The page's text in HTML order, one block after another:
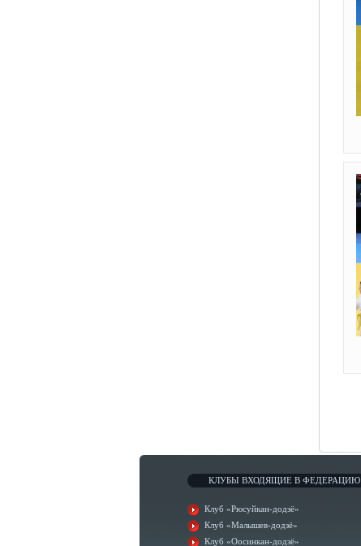
КЛУБЫ ВХОДЯЩИЕ В ФЕДЕРАЦИЮ
Клуб «Рюсуйкан-додзё»
Клуб «Малышев-додзё»
Клуб «Оосинкан-додзё»